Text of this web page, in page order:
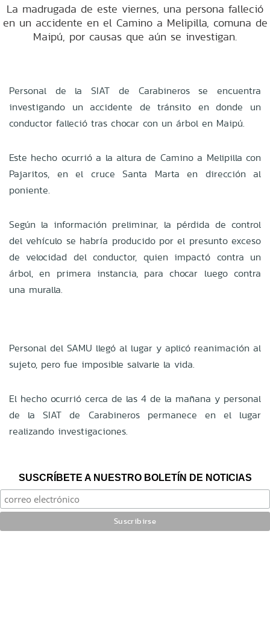
La madrugada de este viernes, una persona falleció
en un accidente en el Camino a Melipilla, comuna de
Maipú, por causas que aún se investigan.
Personal de la SIAT de Carabineros se encuentra
investigando un accidente de tránsito en donde un
conductor falleció tras chocar con un árbol en Maipú.
Este hecho ocurrió a la altura de Camino a Melipilla con
Pajaritos, en el cruce Santa Marta en dirección al
poniente.
Según la información preliminar, la pérdida de control
del vehículo se habría producido por el presunto exceso
de velocidad del conductor, quien impactó contra un
árbol, en primera instancia, para chocar luego contra
una muralla.
Personal del SAMU llegó al lugar y aplicó reanimación al
sujeto, pero fue imposible salvarle la vida.
El hecho ocurrió cerca de las 4 de la mañana y personal
de la SIAT de Carabineros permanece en el lugar
realizando investigaciones.
SUSCRÍBETE A NUESTRO BOLETÍN DE NOTICIAS